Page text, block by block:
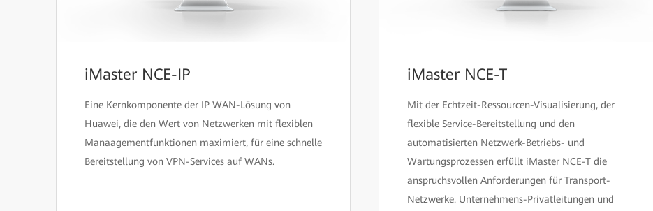
iMaster NCE-IP
Eine Kernkomponente der IP WAN-Lösung von
Huawei, die den Wert von Netzwerken mit flexiblen
Manaagementfunktionen maximiert, für eine schnelle
Bereitstellung von VPN-Services auf WANs.
iMaster NCE-T
Mit der Echtzeit-Ressourcen-Visualisierung, der
flexible Service-Bereitstellung und den
automatisierten Netzwerk-Betriebs- und
Wartungsprozessen erfüllt iMaster NCE-T die
anspruchsvollen Anforderungen für Transport-
Netzwerke. Unternehmens-Privatleitungen und